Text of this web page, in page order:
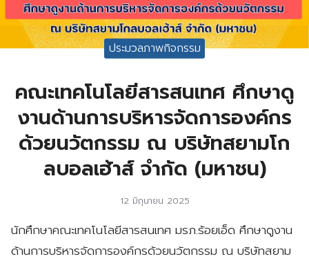
ประมวลภาพกิจกรรม
คณะเทคโนโลยีสารสนเทศ ศึกษาดู
งานด้านการบริหารจัดการองค์กร
ด้วยนวัตกรรม ณ บริษัทสยามโก
ลบอลเฮ้าส์ จำกัด (มหาชน)
12 มิถุนายน 2025
นักศึกษาคณะเทคโนโลยีสารสนเทศ มรภ.ร้อยเอ็ด ศึกษาดูงาน
ด้านการบริหารจัดการองค์กรด้วยนวัตกรรม ณ บริษัทสยาม